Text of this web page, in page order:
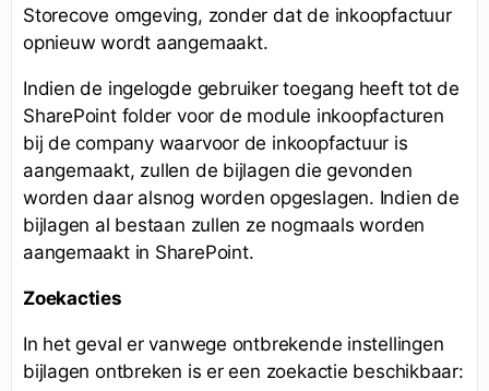
Storecove omgeving, zonder dat de inkoopfactuur
opnieuw wordt aangemaakt.
Indien de ingelogde gebruiker toegang heeft tot de
SharePoint folder voor de module inkoopfacturen
bij de company waarvoor de inkoopfactuur is
aangemaakt, zullen de bijlagen die gevonden
worden daar alsnog worden opgeslagen. Indien de
bijlagen al bestaan zullen ze nogmaals worden
aangemaakt in SharePoint.
Zoekacties
In het geval er vanwege ontbrekende instellingen
bijlagen ontbreken is er een zoekactie beschikbaar: